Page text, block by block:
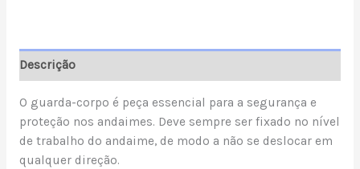
Descrição
O guarda-corpo é peça essencial para a segurança e
proteção nos andaimes. Deve sempre ser fixado no nível
de trabalho do andaime, de modo a não se deslocar em
qualquer direção.